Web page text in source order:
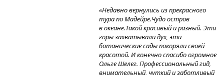
«Недавно вернулись из прекрасного
тура по Мадейре.Чудо остров
в океане.Такой красивый и разный. Эти
горы захватывали дух, эти
ботанические сады покоряли своей
красотой. И конечно спасибо огромное
Ольге Шелег. Профессиональный гид,
внимательный, чуткий и заботливый